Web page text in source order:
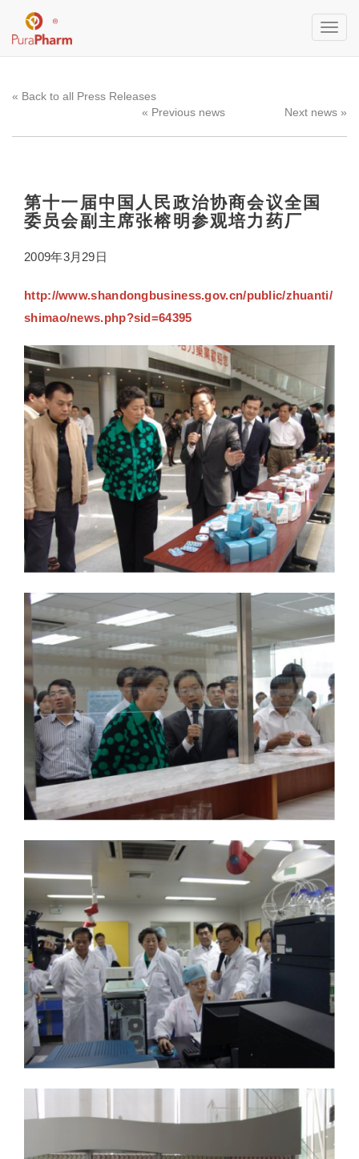
« Back to all Press Releases
« Previous news
Next news »
第十一届中国人民政治协商会议全国
委员会副主席张榕明参观培力药厂
2009年3月29日
http://www.shandongbusiness.gov.cn/public/zhuanti/
shimao/news.php?sid=64395